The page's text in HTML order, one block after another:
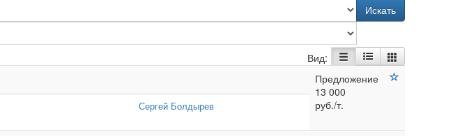
Искать
Вид:
Предложение
13 000
руб./т.
Сергей Болдырев